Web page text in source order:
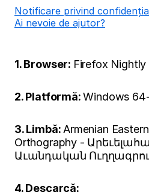
Notificare privind
Ai nevoie de ajutor?
1. Browser: Firefox Nightly
2. Platformă:Windows
3. Limbă: Armenian
Orthography -
Աւանդական
4. Descarcă: